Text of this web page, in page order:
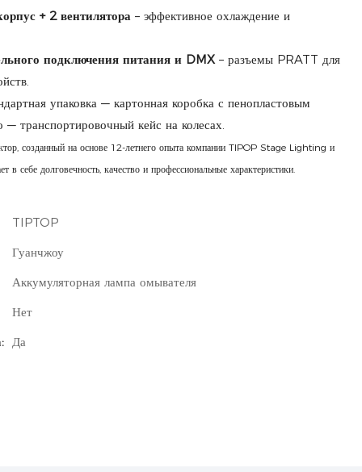
+ 2 вентилятора – эффективное охлаждение и
подключения питания и DMX– разъемы PRATT для
упаковка — картонная коробка с пенопластовым
— транспортировочный кейс на колесах.
созданный на основе 12-летнего опыта компании TIPOP Stage Lighting и
в себе долговечность, качество и профессиональные характеристики.
TIPTOP
Гуанчжоу
Аккумуляторная лампа омывателя
Нет
Да